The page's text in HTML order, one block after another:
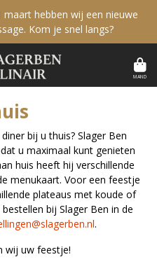
maart hebben wij een nieuwe
Kom je snel langs?
MAND
bij u thuis? Slager Ben
u maximaal kunt genieten
huis heeft hij verschillende
menukaart. Voor een feestje
plateaus met koude of
bij Slager Ben in de
.
wij uw feestje!